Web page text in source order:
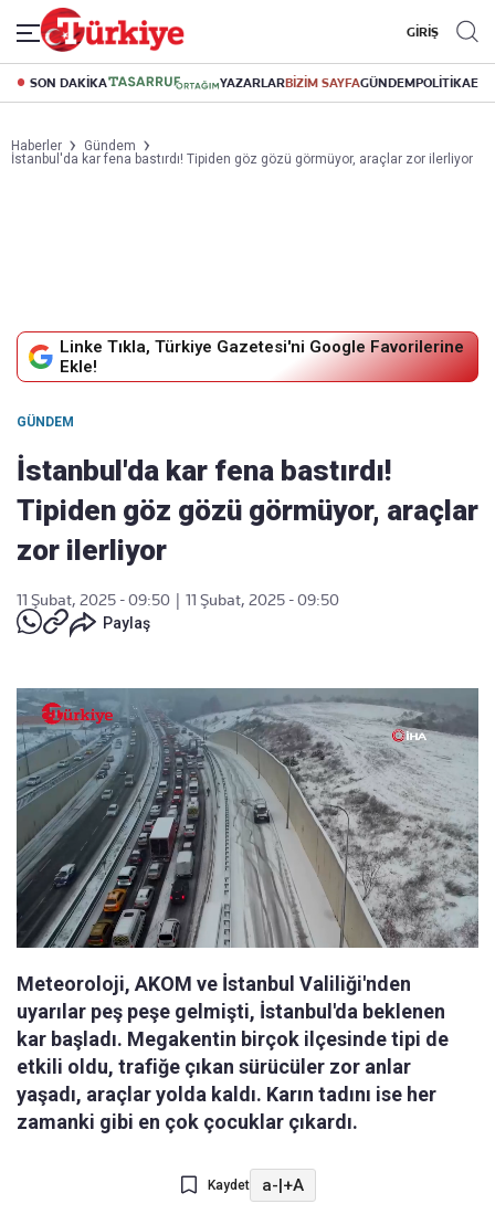
GİRİŞ
SON DAKİKA YAZARLARBİZİM SAYFAGÜNDEMPOLİTİKA
Haberler
Gündem
İstanbul'da kar fena bastırdı! Tipiden göz gözü görmüyor, araçlar zor ilerliyor
Linke Tıkla, Türkiye Gazetesi'ni Google Favorilerine
Ekle!
GÜNDEM
İstanbul'da kar fena bastırdı!
Tipiden göz gözü görmüyor, araçlar
zor ilerliyor
11 Şubat, 2025 - 09:50
11 Şubat, 2025 - 09:50
Paylaş
Meteoroloji, AKOM ve İstanbul Valiliği'nden
uyarılar peş peşe gelmişti, İstanbul'da beklenen
kar başladı. Megakentin birçok ilçesinde tipi de
etkili oldu, trafiğe çıkan sürücüler zor anlar
yaşadı, araçlar yolda kaldı. Karın tadını ise her
zamanki gibi en çok çocuklar çıkardı.
Kaydet a-|+A